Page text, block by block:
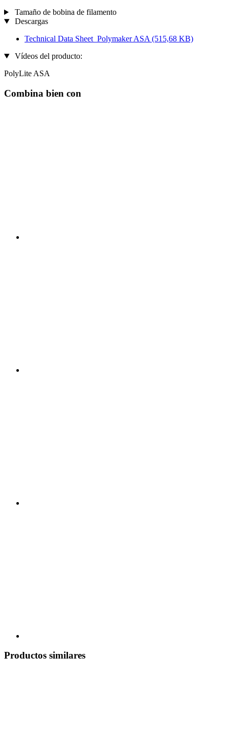
Tamaño de bobina de filamento
Descargas
Technical Data Sheet_Polymaker ASA (515,68 KB)
Vídeos del producto:
PolyLite ASA
Combina bien con
Productos similares